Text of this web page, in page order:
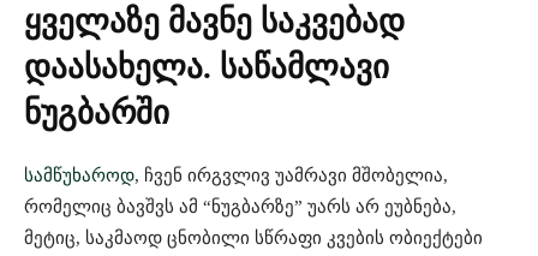
ყველაზე მავნე საკვებად
დაასახელა. საწამლავი
ნუგბარში
სამწუხაროდ, ჩვენ ირგვლივ უამრავი მშობელია,
რომელიც ბავშვს ამ “ნუგბარზე” უარს არ ეუბნება,
მეტიც, საკმაოდ ცნობილი სწრაფი კვების ობიექტები